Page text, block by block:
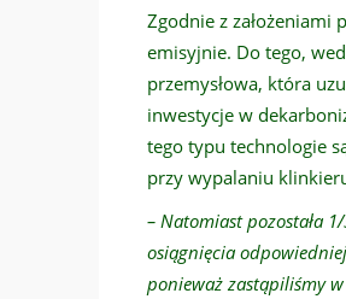
Zgodnie z
emisyjnie. Do tego,
przemysłowa, która
inwestycje w
tego typu technologie
przy wypalaniu
– Natomiast pozostała
osiągnięcia
ponieważ zastąpiliśmy